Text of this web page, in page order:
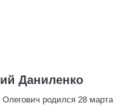
Даниленко
родился 28 марта